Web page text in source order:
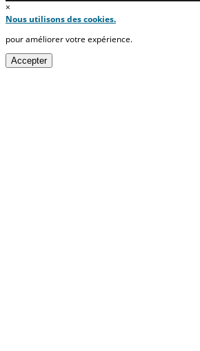
×
Nous utilisons des cookies.
pour améliorer votre expérience.
Accepter